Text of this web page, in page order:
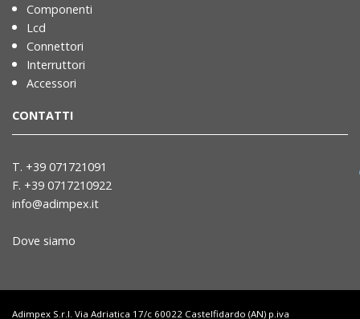
Componenti
Lcd
Connettori
Interruttori
Accessori
CONTATTI
T. +39 071721091
F. +39 0717210922
info@adimpex.it
Dove siamo
Adimpex S.r.l. Via Adriatica 17/c 60022 Castelfidardo (AN) p.iva